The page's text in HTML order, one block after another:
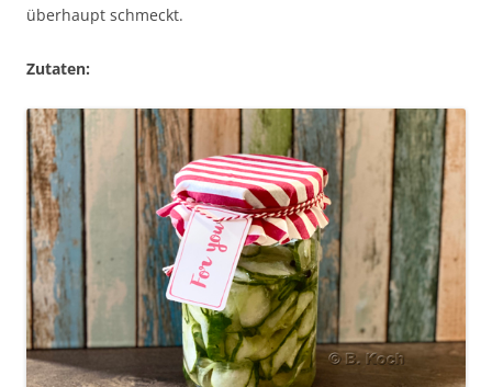
überhaupt schmeckt.
Zutaten: